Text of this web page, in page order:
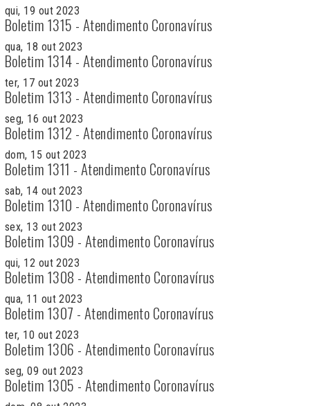
qui, 19 out 2023
Boletim 1315 - Atendimento Coronavírus
qua, 18 out 2023
Boletim 1314 - Atendimento Coronavírus
ter, 17 out 2023
Boletim 1313 - Atendimento Coronavírus
seg, 16 out 2023
Boletim 1312 - Atendimento Coronavírus
dom, 15 out 2023
Boletim 1311 - Atendimento Coronavírus
sab, 14 out 2023
Boletim 1310 - Atendimento Coronavírus
sex, 13 out 2023
Boletim 1309 - Atendimento Coronavírus
qui, 12 out 2023
Boletim 1308 - Atendimento Coronavírus
qua, 11 out 2023
Boletim 1307 - Atendimento Coronavírus
ter, 10 out 2023
Boletim 1306 - Atendimento Coronavírus
seg, 09 out 2023
Boletim 1305 - Atendimento Coronavírus